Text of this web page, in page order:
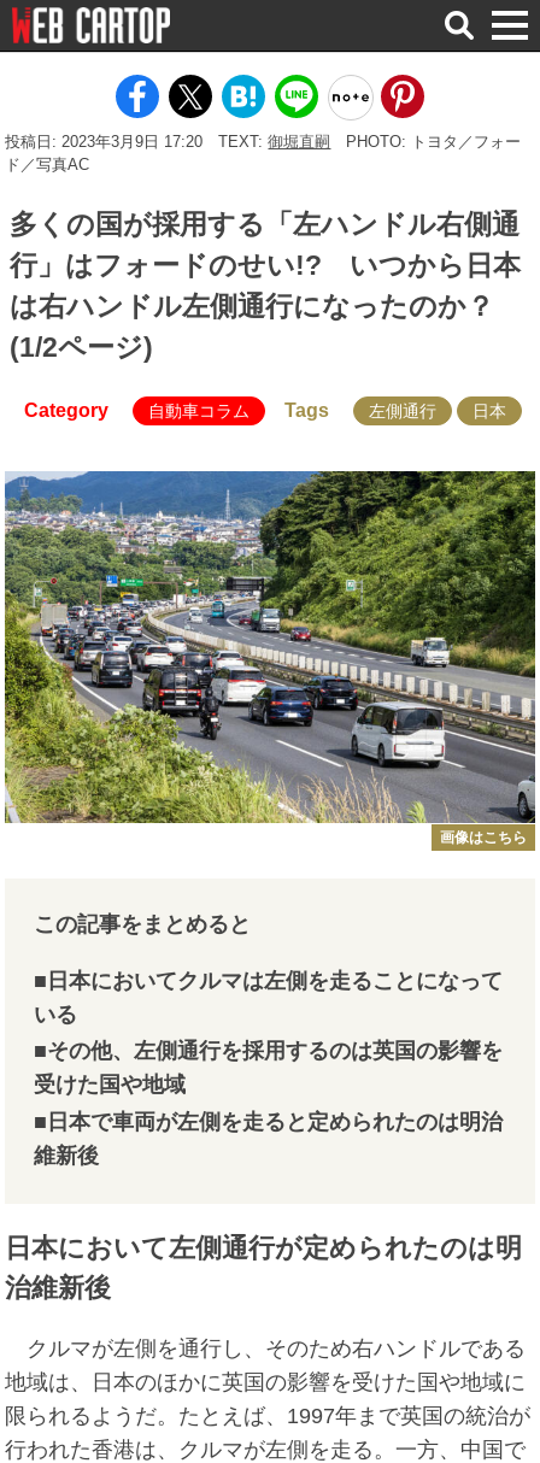
検
索
投稿日: 2023年3月9日 17:20 TEXT:御堀直嗣
PHOTO: トヨタ／フォー
ド／写真AC
多くの国が採用する「左ハンドル右側通
行」はフォードのせい!? いつから日本
は右ハンドル左側通行になったのか？
(1/2ページ)
Category 自動車コラム Tags 左側通行 日本
画像はこちら
この記事をまとめると
■日本においてクルマは左側を走ることになって
いる
■その他、左側通行を採用するのは英国の影響を
受けた国や地域
■日本で車両が左側を走ると定められたのは明治
維新後
日本において左側通行が定められたのは明
治維新後
クルマが左側を通行し、そのため右ハンドルである
地域は、日本のほかに英国の影響を受けた国や地域に
限られるようだ。たとえば、1997年まで英国の統治が
行われた香港は、クルマが左側を走る。一方、中国で